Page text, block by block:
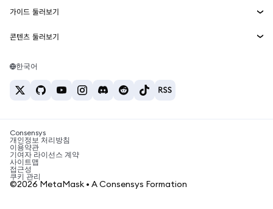
Snaps
웹3 서비스
보안
고객 지원
채용
솔라나 가격
테더 가격
ETH를 USD로 환전
USDT를 INR로 환전
BTC를 INR로 환전
ETH를 USDT로 환전
가이드 둘러보기
ETH 매수
USDT 매수
SHIB 매수
BNB 매수
콘텐츠 둘러보기
솔라나 지갑
암호화폐 세금 뉴스
암호화폐 매수 방법
비트코인 매도 방법
한국어
Consensys
개인정보 처리방침
이용약관
기여자 라이선스 계약
사이트맵
접근성
쿠키 관리
©2026 MetaMask • A Consensys Formation